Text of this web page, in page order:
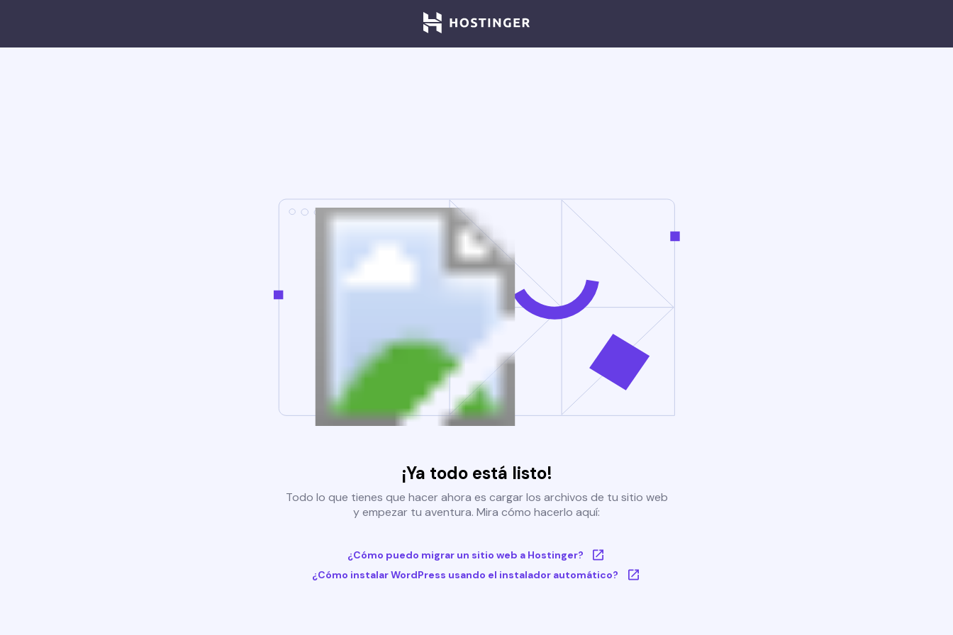
¡Ya todo está listo!
Todo lo que tienes que hacer ahora es cargar los archivos de tu sitio web
y empezar tu aventura. Mira cómo hacerlo aquí:
¿Cómo puedo migrar un sitio web a Hostinger?
¿Cómo instalar WordPress usando el instalador automático?